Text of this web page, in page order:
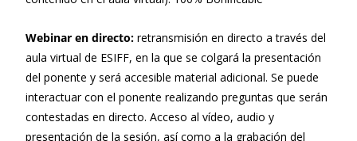
Webinar en directo: retransmisión en directo a través del
aula virtual de ESIFF, en la que se colgará la presentación
del ponente y será accesible material adicional. Se puede
interactuar con el ponente realizando preguntas que serán
contestadas en directo. Acceso al vídeo, audio y
presentación de la sesión, así como a la grabación del